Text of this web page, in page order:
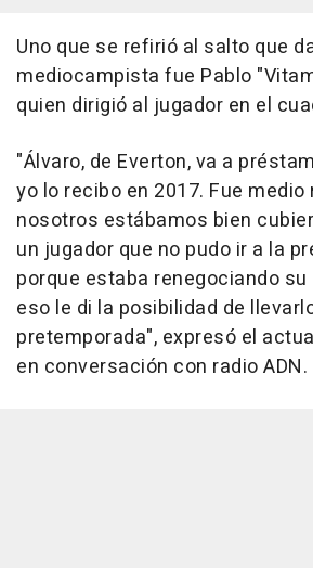
Uno que se refirió al salto que
mediocampista fue Pablo
quien dirigió al jugador en el
"Álvaro, de Everton, va a
yo lo recibo en 2017. Fue medio
nosotros estábamos bien
un jugador que no pudo ir a la
porque estaba renegociando
eso le di la posibilidad de
pretemporada", expresó el
en conversación con radio ADN.